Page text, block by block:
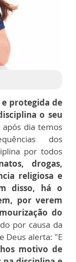
protegida de
o seu
dia temos
dos
por todos
drogas,
religiosa e
disso, há o
por verem
do
por causa da
Deus alerta: "E
motivo de